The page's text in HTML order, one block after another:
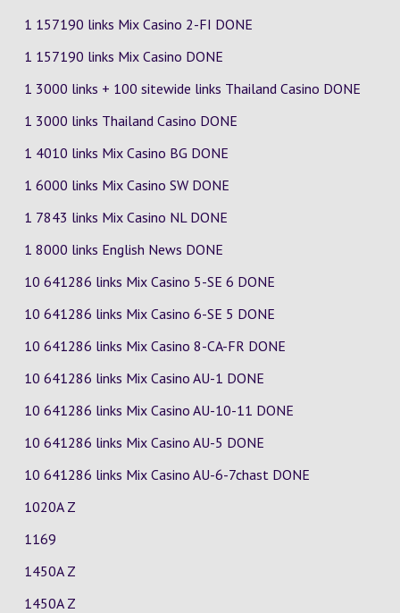
1 157190 links Mix Casino 2-FI DONE
1 157190 links Mix Casino DONE
1 3000 links + 100 sitewide links Thailand Casino DONE
1 3000 links Thailand Casino DONE
1 4010 links Mix Casino BG DONE
1 6000 links Mix Casino SW DONE
1 7843 links Mix Casino NL DONE
1 8000 links English News DONE
10 641286 links Mix Casino 5-SE 6 DONE
10 641286 links Mix Casino 6-SE 5 DONE
10 641286 links Mix Casino 8-CA-FR DONE
10 641286 links Mix Casino AU-1 DONE
10 641286 links Mix Casino AU-10-11 DONE
10 641286 links Mix Casino AU-5 DONE
10 641286 links Mix Casino AU-6-7chast DONE
1020A Z
1169
1450A Z
1450A Z